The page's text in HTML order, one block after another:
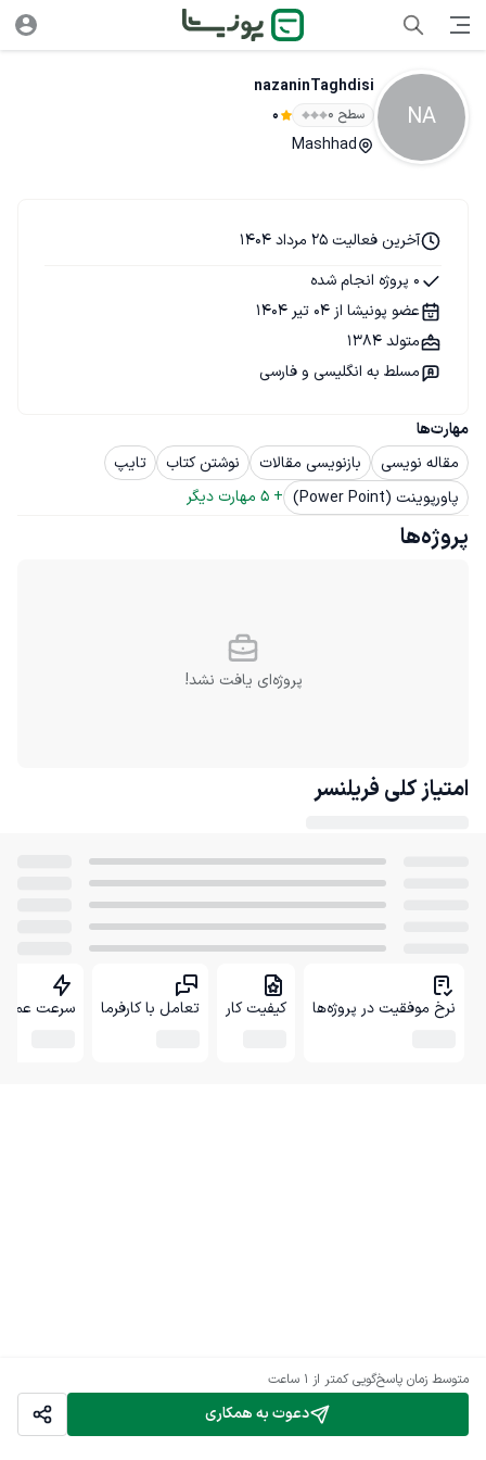
NA
nazaninTaghdisi
سطح ۰ 0
Mashhad
دعوت به همکاری
متوسط زمان پاسخ‌گویی کمتر از 1 ساعت
مهارت‌ها
مقاله نویسی
بازنویسی مقالات نوشتن کتاب
تایپ
پاورپوینت (Power Point)
+
5 مهارت دیگر
آخرین فعالیت 25 مرداد 1404
0 پروژه انجام شده
عضو پونیشا از 04 تیر 1404
متولد 1384
مسلط به انگلیسی و فارسی
پروژه‌ها
پروژه‌ای یافت نشد!
امتیاز کلی فریلنسر
نرخ موفقیت در پروژه‌ها کیفیت کار تعامل با کارفرما سرعت عمل